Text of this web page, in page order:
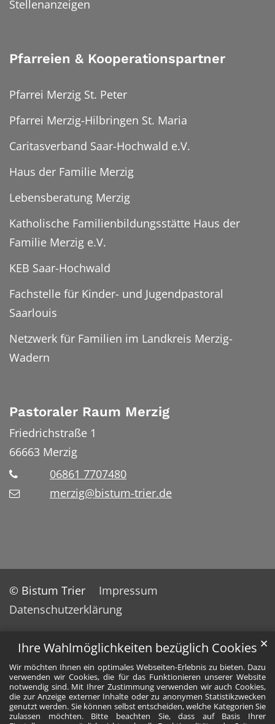
Ihre Wahlmöglichkeiten bezüglich Cookies
Wir möchten Ihnen ein optimales Webseiten-Erlebnis zu bieten. Dazu
verwenden wir Cookies, die für das Funktionieren unserer Website
notwendig sind. Mit Ihrer Zustimmung verwenden wir auch Cookies,
die zur Anzeige externer Inhalte oder zu anonymen Statistikzwecken
genutzt werden. Sie können selbst entscheiden, welche Kategorien Sie
zulassen möchten. Bitte beachten Sie, dass auf Basis Ihrer
✕
Stellenanzeigen
Pfarreien & Kooperationspartner
Pfarrei Merzig St. Peter
Pfarrei Merzig-Hilbringen St. Maria
Caritasverband Saar-Hochwald e.V.
Haus der Familie Merzig
Lebensberatung Merzig
Katholische Familienbildungsstätte Haus der
Familie Merzig e.V.
KEB Saar-Hochwald
Fachstelle für Kinder- und Jugendpastoral
Saarlouis
Netzwerk für Familien im Landkreis Merzig-
Wadern
Pastoraler Raum Merzig
Friedrichstraße 1
66663 Merzig
06861 7707480
merzig@bistum-trier.de
© Bistum Trier
Impressum
Datenschutzerklärung